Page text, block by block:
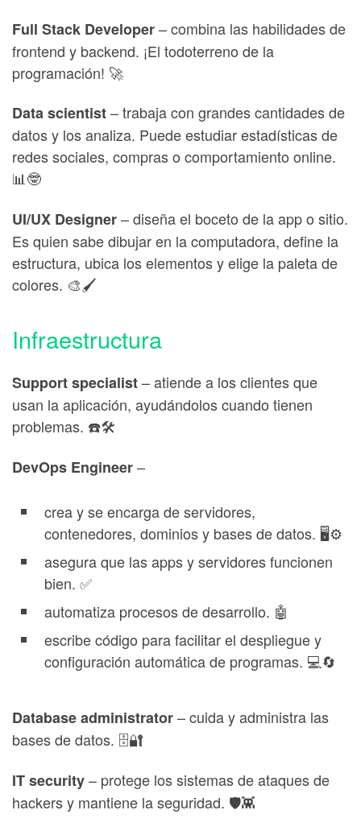
Full Stack Developer– combina las habilidades de
frontend y backend. ¡El todoterreno de la
programación! 🚀
Data scientist– trabaja con grandes cantidades de
datos y los analiza. Puede estudiar estadísticas de
redes sociales, compras o comportamiento online.
📊🤓
UI/UX Designer– diseña el boceto de la app o sitio.
Es quien sabe dibujar en la computadora, define la
estructura, ubica los elementos y elige la paleta de
colores. 🎨🖌️
Infraestructura
Support specialist– atiende a los clientes que
usan la aplicación, ayudándolos cuando tienen
problemas. ☎️🛠️
DevOps Engineer–
crea y se encarga de servidores,
contenedores, dominios y bases de datos. 🖥️⚙️
asegura que las apps y servidores funcionen
bien. ✅
automatiza procesos de desarrollo. 🤖
escribe código para facilitar el despliegue y
configuración automática de programas. 💻🔄
Database administrator– cuida y administra las
bases de datos. 🗄️🔐
IT security– protege los sistemas de ataques de
hackers y mantiene la seguridad. 🛡️👾